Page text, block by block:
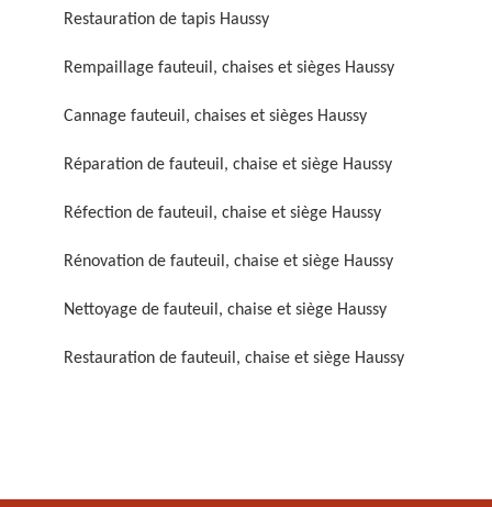
Réparation de fauteuil,
Rénovation de fauteuil,
chaise et siège 59
Nettoyage de fauteuil,
chaise et siège 59
Restauration de tapis Haussy
Rempaillage fauteuil, chaises et sièges Haussy
Cannage fauteuil, chaises et sièges Haussy
Réparation de fauteuil, chaise et siège Haussy
Réfection de fauteuil, chaise et siège Haussy
Rénovation de fauteuil, chaise et siège Haussy
Nettoyage de fauteuil, chaise et siège Haussy
Restauration de fauteuil, chaise et siège Haussy